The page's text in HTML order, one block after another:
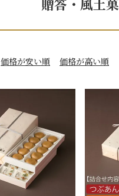
価格が安い順 価格が高い順